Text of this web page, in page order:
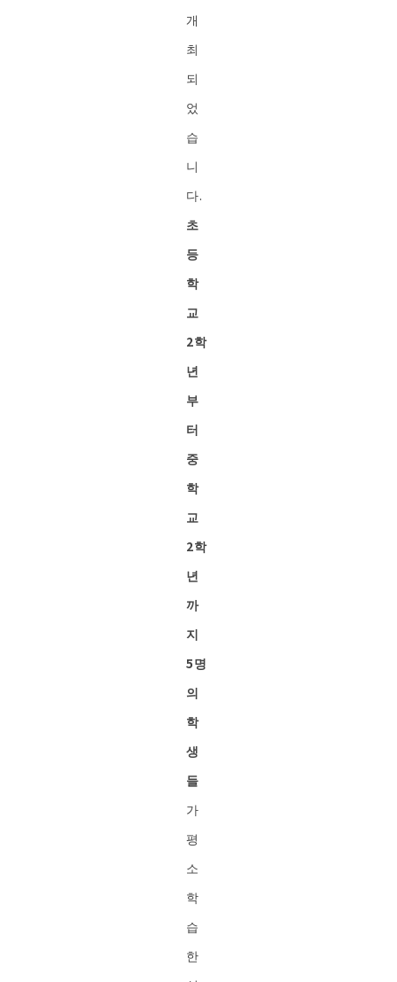
개
최
되
었
습
니
다.
초
등
학
교
2학
년
부
터
중
학
교
2학
년
까
지
5명
의
학
생
들
가
평
소
학
습
한